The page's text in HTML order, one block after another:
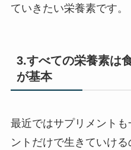
ていきたい栄養素です。
3.すべての栄養素は
が基本
最近ではサプリメント
ントだけで生きていけ